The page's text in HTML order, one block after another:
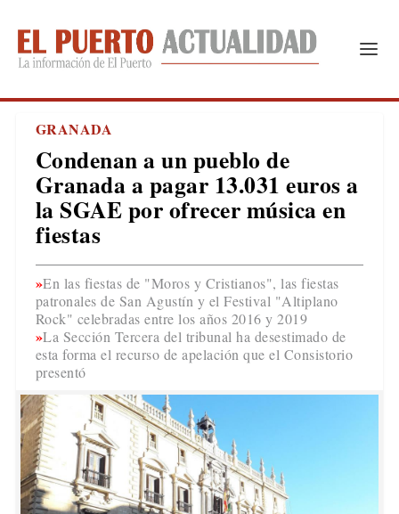
GRANADA
Condenan a un pueblo de
Granada a pagar 13.031 euros a
la SGAE por ofrecer música en
fiestas
En las fiestas de "Moros y Cristianos", las fiestas
patronales de San Agustín y el Festival "Altiplano
Rock" celebradas entre los años 2016 y 2019
La Sección Tercera del tribunal ha desestimado de
esta forma el recurso de apelación que el Consistorio
presentó